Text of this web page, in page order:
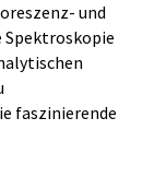
und
faszinierende